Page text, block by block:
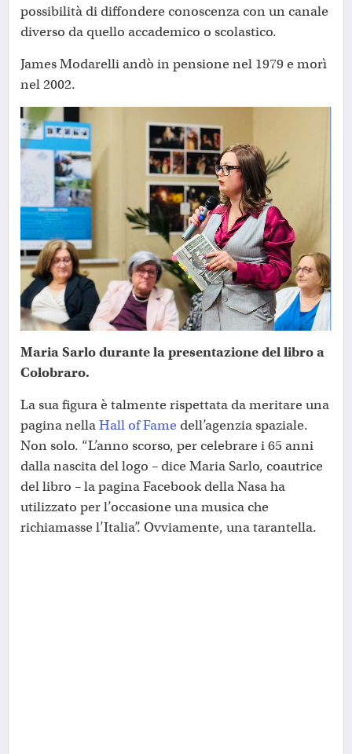
possibilità di diffondere conoscenza con un canale
diverso da quello accademico o scolastico.
James Modarelli andò in pensione nel 1979 e morì
nel 2002.
Maria Sarlo durante la presentazione del libro a
Colobraro.
La sua figura è talmente rispettata da meritare una
pagina nellaHall of Fame dell’agenzia spaziale.
Non solo. “L’anno scorso, per celebrare i 65 anni
dalla nascita del logo – dice Maria Sarlo, coautrice
del libro – la pagina Facebook della Nasa ha
utilizzato per l’occasione una musica che
richiamasse l’Italia”. Ovviamente, una tarantella.